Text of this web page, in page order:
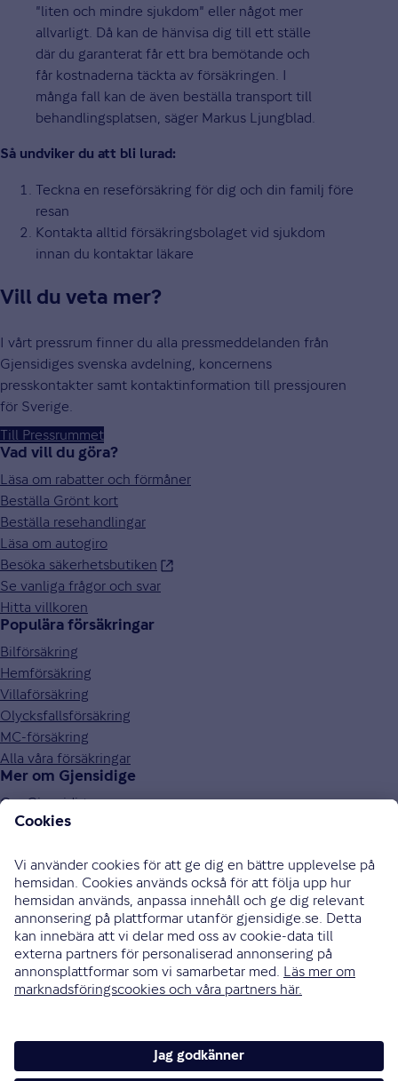
"liten och mindre sjukdom" eller något mer
allvarligt. Då kan de hänvisa dig till ett ställe
där du garanterat får ett bra bemötande och
får kostnaderna täckta av försäkringen. I
många fall kan de även beställa transport till
behandlingsplatsen, säger Markus Ljungblad.
Så undviker du att bli lurad:
Teckna en reseförsäkring för dig och din familj före
resan
Kontakta alltid försäkringsbolaget vid sjukdom
innan du kontaktar läkare
Vill du veta mer?
I vårt pressrum finner du alla pressmeddelanden från
Gjensidiges svenska avdelning, koncernens
presskontakter samt kontaktinformation till pressjouren
för Sverige.
Till Pressrummet
Vad vill du göra?
Läsa om rabatter och förmåner
Beställa Grönt kort
Beställa resehandlingar
Läsa om autogiro
Besöka säkerhetsbutiken
Se vanliga frågor och svar
Hitta villkoren
Populära försäkringar
Bilförsäkring
Hemförsäkring
Villaförsäkring
Olycksfallsförsäkring
MC-försäkring
Alla våra försäkringar
Mer om Gjensidige
Om Gjensidige
Jobba hos oss
Press och media
Investor relations
Samarbetspartners
0771-326 326
Bli uppringd
Skriv till oss
Instagram